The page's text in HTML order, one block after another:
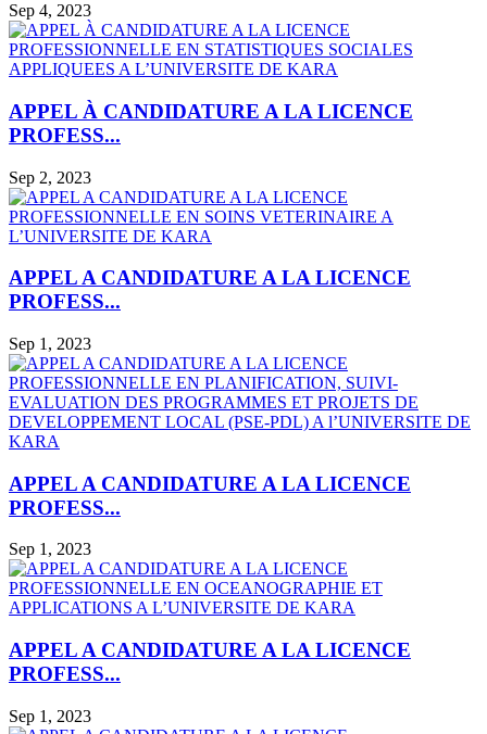
Sep 4, 2023
APPEL À CANDIDATURE A LA LICENCE
PROFESS...
Sep 2, 2023
APPEL A CANDIDATURE A LA LICENCE
PROFESS...
Sep 1, 2023
APPEL A CANDIDATURE A LA LICENCE
PROFESS...
Sep 1, 2023
APPEL A CANDIDATURE A LA LICENCE
PROFESS...
Sep 1, 2023